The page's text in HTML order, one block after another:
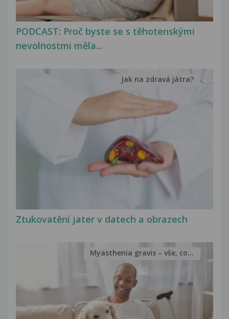
PODCAST: Proč byste se s těhotenskými
nevolnostmi měla...
Ztukovatění jater v datech a obrazech
Jak na zdravá játra?
Myasthenia gravis – vše, co...